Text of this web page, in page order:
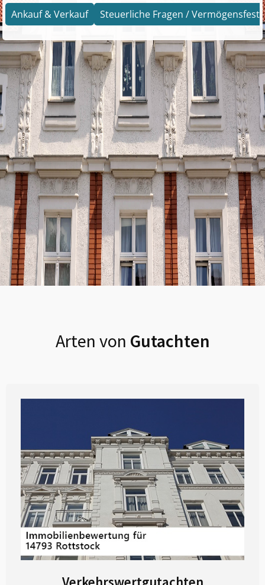
Ankauf & Verkauf Steuerliche Fragen /
Arten von Gutachten